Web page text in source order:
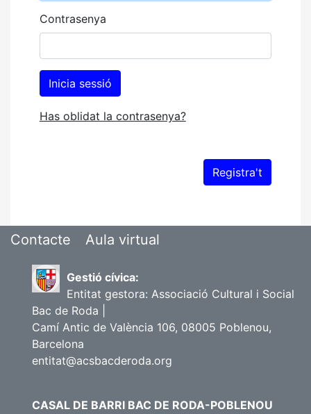
Contrasenya
Has oblidat la contrasenya?
Contacte Aula virtual
Gestió cívica:
Entitat gestora: Associació Cultural i Social
Bac de Roda |
Camí Antic de València 106, 08005 Poblenou,
Barcelona
entitat@acsbacderoda.org
CASAL DE BARRI BAC DE RODA-POBLENOU